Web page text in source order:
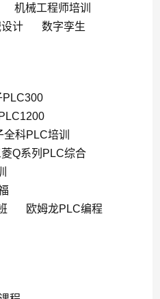
机械工程师培训
计 数字孪生
PLC300
全科PLC培训
菱Q系列PLC综合
欧姆龙PLC编程